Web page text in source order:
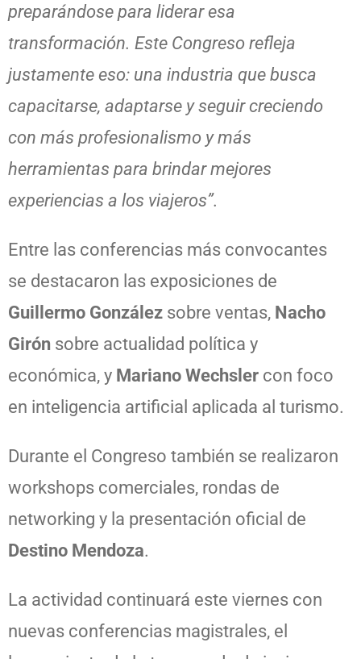
preparándose para liderar esa
transformación. Este Congreso refleja
justamente eso: una industria que busca
capacitarse, adaptarse y seguir creciendo
con más profesionalismo y más
herramientas para brindar mejores
experiencias a los viajeros”.
Entre las conferencias más convocantes
se destacaron las exposiciones de
Guillermo González sobre ventas, Nacho
Girón sobre actualidad política y
económica, y Mariano Wechsler con foco
en inteligencia artificial aplicada al turismo.
Durante el Congreso también se realizaron
workshops comerciales, rondas de
networking y la presentación oficial de
Destino Mendoza.
La actividad continuará este viernes con
nuevas conferencias magistrales, el